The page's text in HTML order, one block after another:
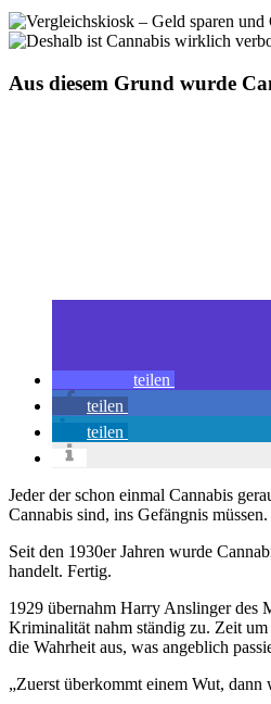
Aus diesem Grund wurde
teilen
teilen
teilen
Jeder der schon einmal Cannabis
Cannabis sind, ins Gefängnis müssen.
Seit den 1930er Jahren wurde
handelt. Fertig.
1929 übernahm Harry Anslinger des
Kriminalität nahm ständig zu. Zeit
die Wahrheit aus, was angeblich
„Zuerst überkommt einem Wut,